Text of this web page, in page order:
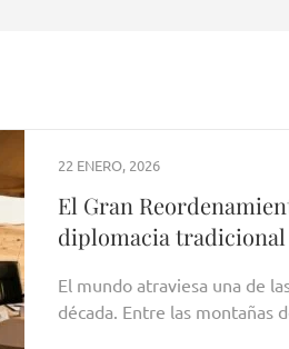
22 ENERO, 2026
El Gran
diplomacia tradicional
El mundo atraviesa una de
década. Entre las montañas